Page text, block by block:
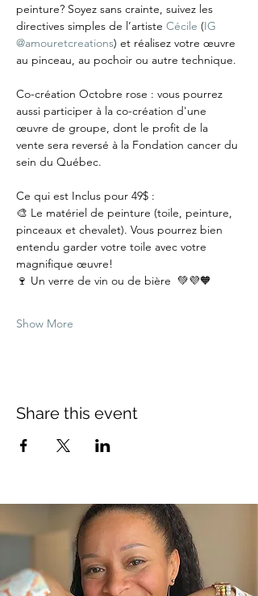
peinture? Soyez sans crainte, suivez les
directives simples de l’artiste Cécile (IG
@amouretcreations) et réalisez votre œuvre
au pinceau, au pochoir ou autre technique.
Co-création Octobre rose : vous pourrez
aussi participer à la co-création d'une
œuvre de groupe, dont le profit de la
vente sera reversé à la Fondation cancer du
sein du Québec.
Ce qui est Inclus pour 49$ :
🎨 Le matériel de peinture (toile, peinture,
pinceaux et chevalet). Vous pourrez bien
entendu garder votre toile avec votre
magnifique œuvre!
🍷 Un verre de vin ou de bière  💚💜🧡
Show More
Share this event